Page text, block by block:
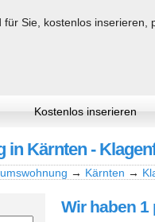
Kostenlos inserieren
in Kärnten -
→ Kärnten →
Wir haben